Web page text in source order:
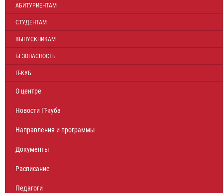
АБИТУРИЕНТАМ
СТУДЕНТАМ
ВЫПУСКНИКАМ
БЕЗОПАСНОСТЬ
IT-КУБ
О центре
Новости IT-куба
Направления и программы
Документы
Расписание
Педагоги